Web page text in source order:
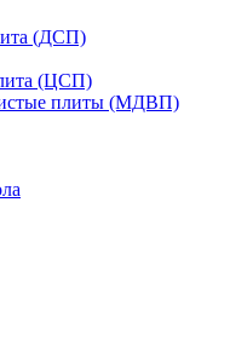
(ДСП)
(ЦСП)
плиты (МДВП)